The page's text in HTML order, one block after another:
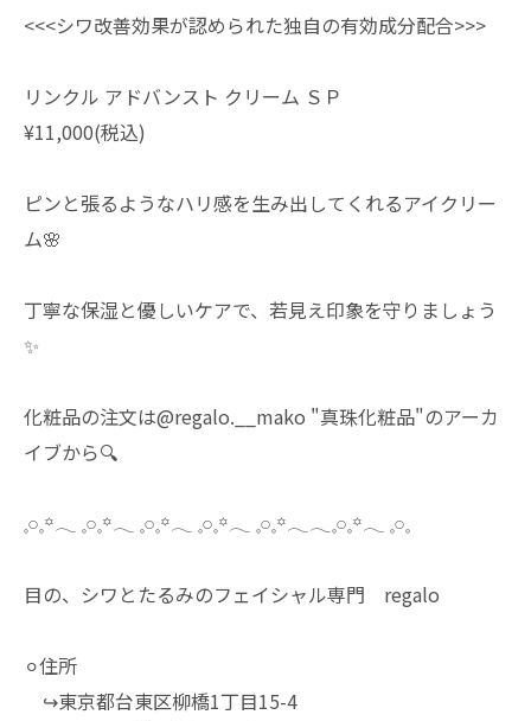
<<<シワ改善効果が認められた独自の有効成分配合>>>
リンクル アドバンスト クリーム ＳＰ
¥11,000(税込)
ピンと張るようなハリ感を生み出してくれるアイクリー
ム🌸
丁寧な保湿と優しいケアで、若見え印象を守りましょう
✨
化粧品の注文は@regalo.__mako "真珠化粧品"のアーカ
イブから🔍
𓈒𓏸𓈒꙳𓂃 𓈒𓏸𓈒꙳𓂃 𓈒𓏸𓈒꙳𓂃 𓈒𓏸𓈒꙳𓂃 𓈒𓏸𓈒꙳𓂃𓂃𓈒𓏸𓈒꙳𓂃 𓈒𓏸𓈒
目の、シワとたるみのフェイシャル専門 regalo
⚪︎住所
↪︎東京都台東区柳橋1丁目15-4